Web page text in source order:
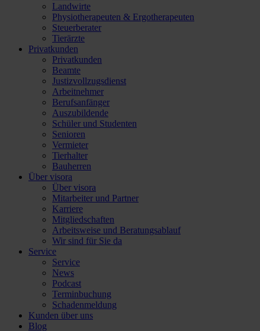
Landwirte
Physiotherapeuten & Ergotherapeuten
Steuerberater
Tierärzte
Privatkunden
Privatkunden
Beamte
Justizvollzugsdienst
Arbeitnehmer
Berufsanfänger
Auszubildende
Schüler und Studenten
Senioren
Vermieter
Tierhalter
Bauherren
Über visora
Über visora
Mitarbeiter und Partner
Karriere
Mitgliedschaften
Arbeitsweise und Beratungsablauf
Wir sind für Sie da
Service
Service
News
Podcast
Terminbuchung
Schadenmeldung
Kunden über uns
Blog